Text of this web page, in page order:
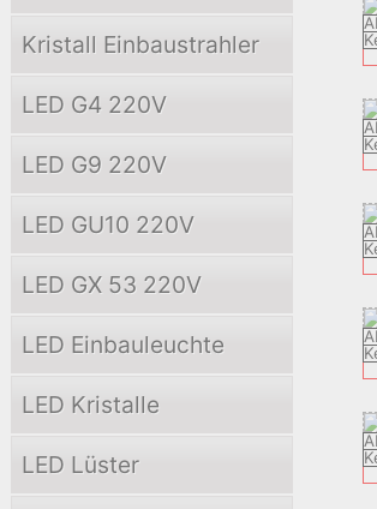
Kristall Einbaustrahler
LED G4 220V
LED G9 220V
LED GU10 220V
LED GX 53 220V
LED Einbauleuchte
LED Kristalle
LED Lüster